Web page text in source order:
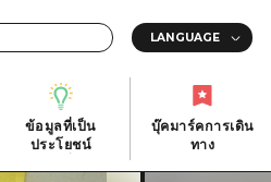
ข้อมูลที่เป็น
ประโยชน์
บุ๊คมาร์คการเดิน
ทาง